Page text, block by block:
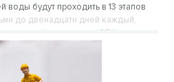
воды будут проходить в 13 этапов
до двенадцати дней каждый,
компании» (СГК).